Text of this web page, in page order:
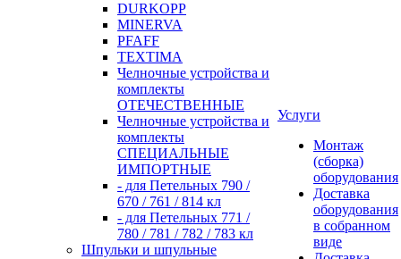
DURKOPP
MINERVA
PFAFF
TEXTIMA
Челночные устройства и
комплекты
ОТЕЧЕСТВЕННЫЕ
Челночные устройства и
комплекты
СПЕЦИАЛЬНЫЕ
ИМПОРТНЫЕ
- для Петельных 790 /
670 / 761 / 814 кл
- для Петельных 771 /
780 / 781 / 782 / 783 кл
Шпульки и шпульные
Услуги
Монтаж
(сборка)
оборудования
Доставка
оборудования
в собранном
виде